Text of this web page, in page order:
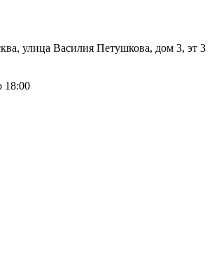
улица Василия Петушкова, дом 3, эт 3
18:00